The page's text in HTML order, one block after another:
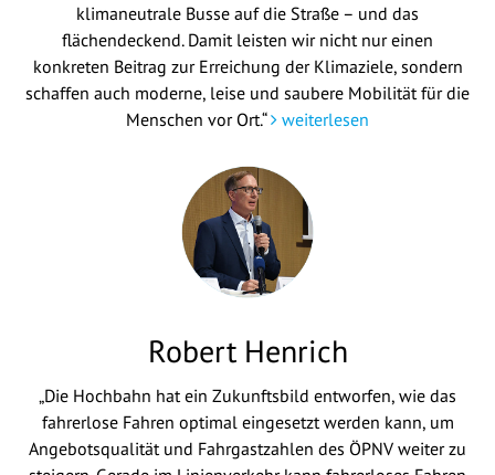
klimaneutrale Busse auf die Straße – und das
flächendeckend. Damit leisten wir nicht nur einen
konkreten Beitrag zur Erreichung der Klimaziele, sondern
schaffen auch moderne, leise und saubere Mobilität für die
Menschen vor Ort.“
weiterlesen
Robert Henrich
„Die Hochbahn hat ein Zukunftsbild entworfen, wie das
fahrerlose Fahren optimal eingesetzt werden kann, um
Angebotsqualität und Fahrgastzahlen des ÖPNV weiter zu